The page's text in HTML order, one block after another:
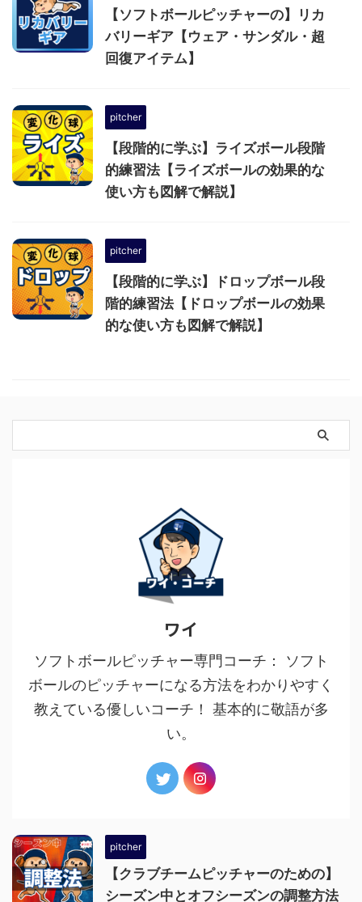
【ソフトボールピッチャーの】リカ
バリーギア【ウェア・サンダル・超
回復アイテム】
pitcher
【段階的に学ぶ】ライズボール段階
的練習法【ライズボールの効果的な
使い方も図解で解説】
pitcher
【段階的に学ぶ】ドロップボール段
階的練習法【ドロップボールの効果
的な使い方も図解で解説】
ワイ
ソフトボールピッチャー専門コーチ： ソフト
ボールのピッチャーになる方法をわかりやすく
教えている優しいコーチ！ 基本的に敬語が多
い。
pitcher
【クラブチームピッチャーのための】
シーズン中とオフシーズンの調整方法